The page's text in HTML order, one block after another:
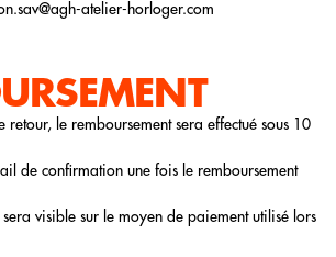
atelier-horloger.com
retour, le remboursement sera effectué sous 10
de confirmation une fois le remboursement
visible sur le moyen de paiement utilisé lors